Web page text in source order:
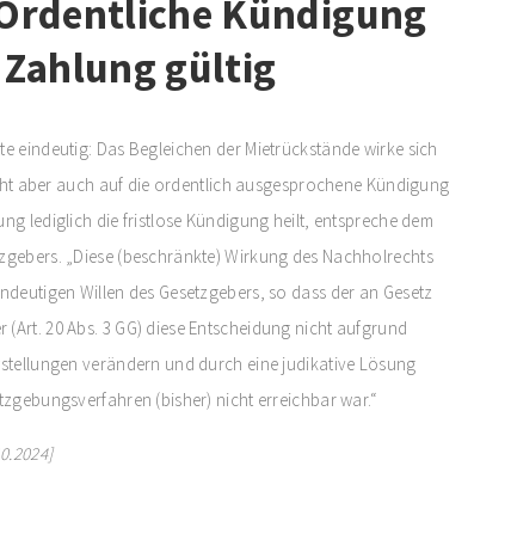
Kündigung
gültig
eindeutig: Das Begleichen der Mietrückstände wirke sich
aber auch auf die ordentlich ausgesprochene Kündigung
lediglich die fristlose Kündigung heilt, entspreche dem
„Diese (beschränkte) Wirkung des Nachholrechts
Willen des Gesetzgebers, so dass der an Gesetz
(Art. 20 Abs. 3 GG) diese Entscheidung nicht aufgrund
verändern und durch eine judikative Lösung
(bisher) nicht erreichbar war.“